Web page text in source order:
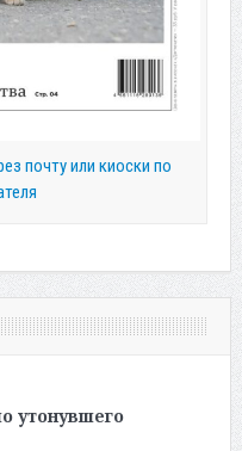
почту или киоски по
утонувшего